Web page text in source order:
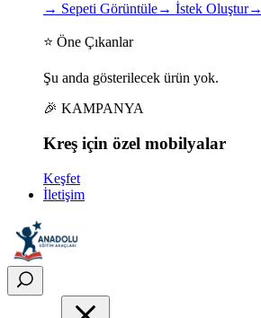
→ Sepeti Görüntüle→ İstek Oluştur→
⭐ Öne Çıkanlar
Şu anda gösterilecek ürün yok.
🎉 KAMPANYA
Kreş için özel mobilyalar
Keşfet
İletişim